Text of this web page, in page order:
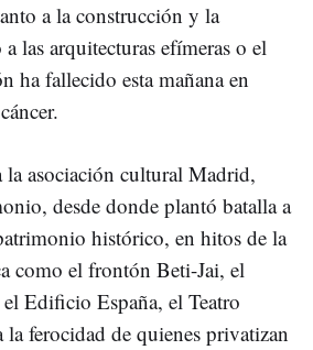
a la construcción y la
las arquitecturas efímeras o el
ha fallecido esta mañana en
la asociación cultural Madrid,
desde donde plantó batalla a
histórico, en hitos de la
como el frontón Beti-Jai, el
Edificio España, el Teatro
ferocidad de quienes privatizan